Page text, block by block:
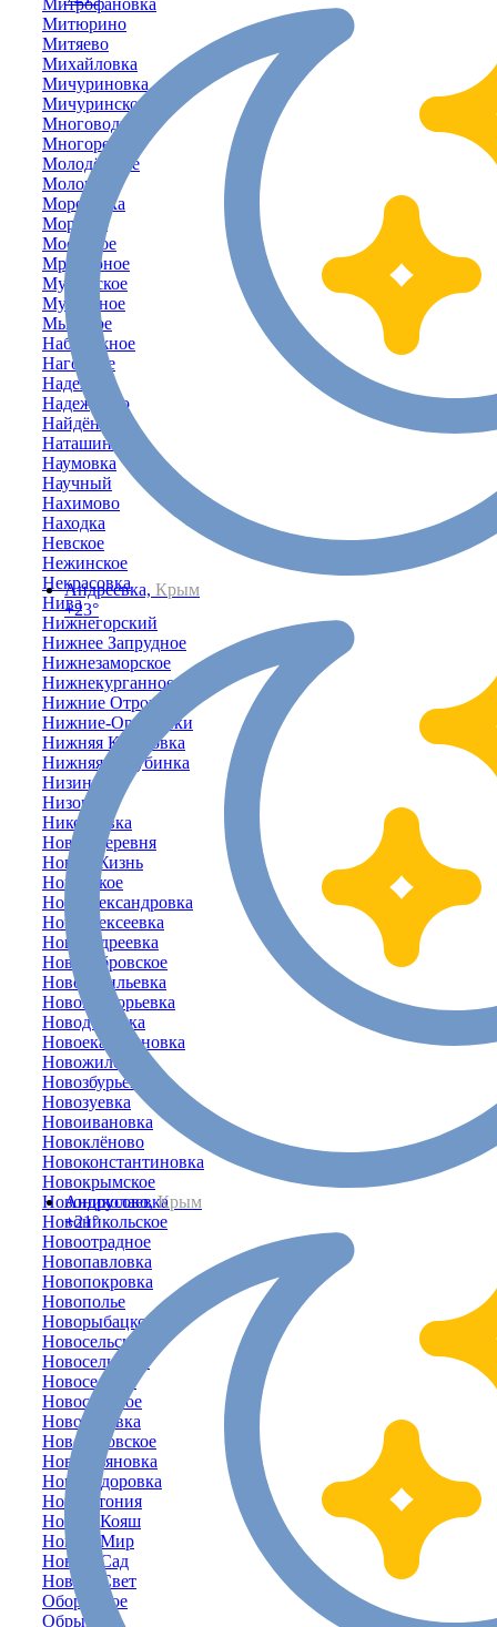
Андреевка, Крым
+23°
Андрусово,Крым
+21°
Митюрино
Митяево
Михайловка
Мичуриновка
Мичуринское
Многоводное
Многоречье
Молодёжное
Молочное
Морозовка
Морское
Мостовое
Мраморное
Муромское
Мускатное
Мысовое
Набережное
Нагорное
Надежда
Надеждино
Найдёновка
Наташино
Наумовка
Научный
Нахимово
Находка
Невское
Нежинское
Некрасовка
Нива
Нижнегорский
Нижнее Запрудное
Нижнезаморское
Нижнекурганное
Нижние Отрожки
Нижние-Орешники
Нижняя Кутузовка
Нижняя-Голубинка
Низинное
Низовка
Николаевка
Новая Деревня
Новая Жизнь
Новенькое
Новоалександровка
Новоалексеевка
Новоандреевка
Новобобровское
Нововасильевка
Новогригорьевка
Новодолинка
Новоекатериновка
Новожиловка
Новозбурьевка
Новозуевка
Новоивановка
Новоклёново
Новоконстантиновка
Новокрымское
Новониколаевка
Новоникольское
Новоотрадное
Новопавловка
Новопокровка
Новополье
Новорыбацкое
Новосельское
Новосельцево
Новосельцы
Новостепное
Новосёловка
Новосёловское
Новоульяновка
Новофёдоровка
Новоэстония
Новый Кояш
Новый Мир
Новый Сад
Новый Свет
Оборонное
Обрыв